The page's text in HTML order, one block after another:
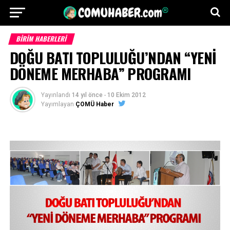
BİRİM HABERLERİ
DOĞU BATI TOPLULUĞU’NDAN “YENİ
DÖNEME MERHABA” PROGRAMI
Yayınlandı 14 yıl önce - 10 Ekim 2012
Yayımlayan ÇOMÜ Haber